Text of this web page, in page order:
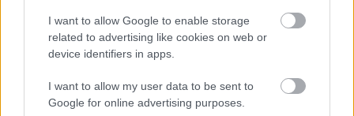
I want to allow Google to enable storage
related to advertising like cookies on web or
device identifiers in apps.
I want to allow my user data to be sent to
Google for online advertising purposes.
2012 szeptember 12. 18:28
Neo Geo - egykori legendás konzol, amely egy